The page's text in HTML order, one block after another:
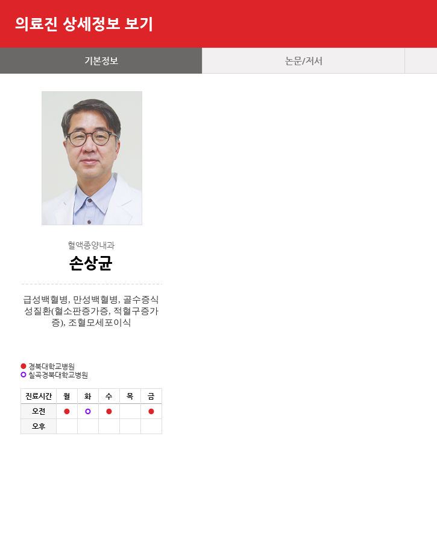
의료진 상세정보 보기
기본정보 논문/저서
혈액종양내과
손상균
급성백혈병, 만성백혈병, 골수증식
성질환(혈소판증가증, 적혈구증가
증), 조혈모세포이식
경북대학교병원
칠곡경북대학교병원
진료시간 월 화 수 목
금
오전
오후